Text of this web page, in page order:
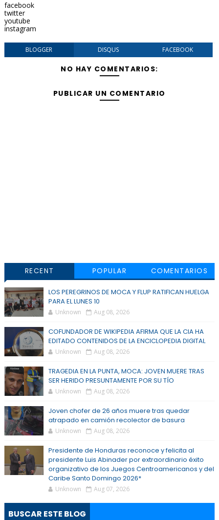
facebook
twitter
youtube
instagram
BLOGGER DISQUS FACEBOOK
NO HAY COMENTARIOS:
PUBLICAR UN COMENTARIO
RECENT POPULAR COMENTARIOS
LOS PEREGRINOS DE MOCA Y FLUP RATIFICAN HUELGA
PARA EL LUNES 10
Unknown Aug 08, 2026
COFUNDADOR DE WIKIPEDIA AFIRMA QUE LA CIA HA
EDITADO CONTENIDOS DE LA ENCICLOPEDIA DIGITAL
Unknown Aug 08, 2026
TRAGEDIA EN LA PUNTA, MOCA: JOVEN MUERE TRAS
SER HERIDO PRESUNTAMENTE POR SU TÍO
Unknown Aug 08, 2026
Joven chofer de 26 años muere tras quedar
atrapado en camión recolector de basura
Unknown Aug 08, 2026
Presidente de Honduras reconoce y felicita al
presidente Luis Abinader por extraordinario éxito
organizativo de los Juegos Centroamericanos y del
Caribe Santo Domingo 2026*
Unknown Aug 07, 2026
BUSCAR ESTE BLOG